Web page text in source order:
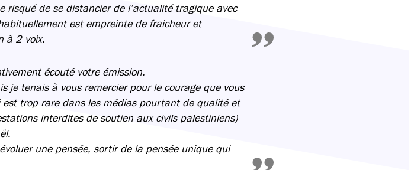
risqué de se distancier de l’actualité tragique avec
est empreinte de fraicheur et
à 2 voix.
écouté votre émission.
je tenais à vous remercier pour le courage que vous
est trop rare dans les médias pourtant de qualité et
interdites de soutien aux civils palestiniens)
une pensée, sortir de la pensée unique qui